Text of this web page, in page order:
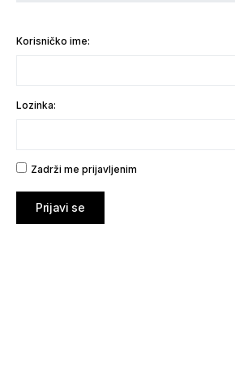
Korisničko ime:
Lozinka:
Zadrži me prijavljenim
Prijavi se